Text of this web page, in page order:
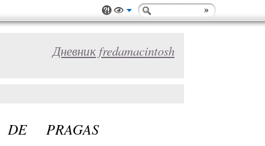
Дневник fredamacintosh
PRAGAS